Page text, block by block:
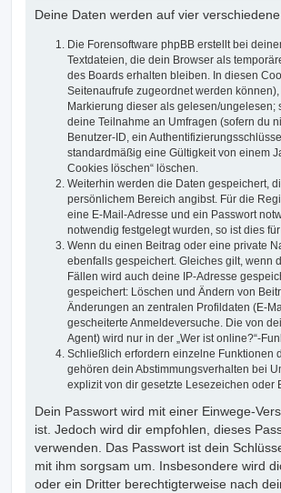
Deine Daten werden auf vier
Die Forensoftware phpBB erstellt bei
Textdateien, die dein Browser als
des Boards erhalten bleiben. In diesen
Seitenaufrufe zugeordnet werden
Markierung dieser als gelesen/
deine Teilnahme an Umfragen (sofern du
Benutzer-ID, ein
standardmäßig eine Gültigkeit von einem
Cookies löschen“ löschen.
Weiterhin werden die Daten gespeichert,
persönlichem Bereich angibst. Für die
eine E-Mail-Adresse und ein Passwort
notwendig festgelegt wurden, so ist dies
Wenn du einen Beitrag oder eine private
ebenfalls gespeichert. Gleiches gilt, wenn
Fällen wird auch deine IP-Adresse
gespeichert: Löschen und Ändern von
Änderungen an zentralen Profildaten (E-
gescheiterte Anmeldeversuche. Die von
Agent) wird nur in der „Wer ist online?“-
Schließlich erfordern einzelne Funktionen
gehören dein Abstimmungsverhalten bei
explizit von dir gesetzte Lesezeichen oder
Dein Passwort wird mit einer Einwege-
ist. Jedoch wird dir empfohlen, dieses
verwenden. Das Passwort ist dein
mit ihm sorgsam um. Insbesondere wird
oder ein Dritter berechtigterweise nach